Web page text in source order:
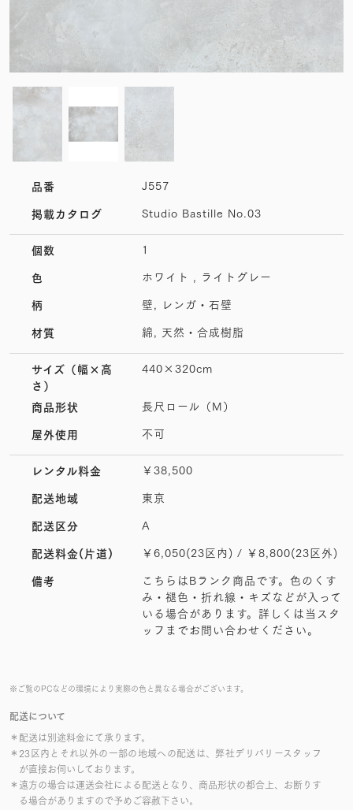
※ご覧のPCなどの環境により実際の色と異なる場合がございます。
配送について
＊配送は別途料金にて承ります。
＊23区内とそれ以外の一部の地域への配送は、弊社デリバリースタッフ
が直接お伺いしております。
＊遠方の場合は運送会社による配送となり、商品形状の都合上、お断りす
る場合がありますので予めご容赦下さい。
品番 J557
掲載カタログ Studio Bastille No.03
個数 1
色 ホワイト , ライトグレー
柄 壁, レンガ・石壁
材質 綿, 天然・合成樹脂
サイズ （幅×高
さ）
440×320cm
商品形状 長尺ロール（M）
屋外使用 不可
レンタル料金 ￥38,500
配送地域 東京
配送区分 A
配送料金(片道) ￥6,050(23区内) / ￥8,800(23区外)
備考
こちらはBランク商品です。色のくす
み・褪色・折れ線・キズなどが入って
いる場合があります。詳しくは当スタ
ッフまでお問い合わせください。